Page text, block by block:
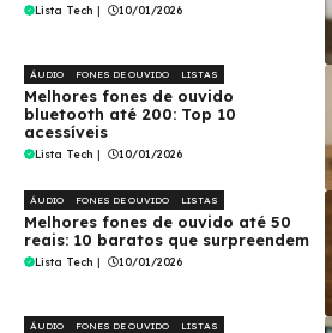
Lista Tech | 10/01/2026
ÁUDIO FONES DE OUVIDO LISTAS
Melhores fones de ouvido
bluetooth até 200: Top 10
acessíveis
Lista Tech | 10/01/2026
ÁUDIO FONES DE OUVIDO LISTAS
Melhores fones de ouvido até 50
reais: 10 baratos que surpreendem
Lista Tech | 10/01/2026
ÁUDIO FONES DE OUVIDO LISTAS